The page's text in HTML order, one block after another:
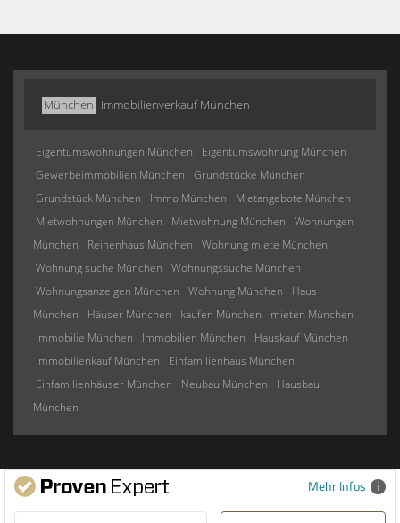
München Immobilienverkauf München
Eigentumswohnungen München
Eigentumswohnung München
Gewerbeimmobilien München
Grundstücke München
Grundstück München
Immo München
Mietangebote München
Mietwohnungen München
Mietwohnung München
Wohnungen
München
Reihenhaus München
Wohnung miete München
Wohnung suche München
Wohnungssuche München
Wohnungsanzeigen München
Wohnung München
Haus
München
Häuser München kaufen München
mieten München
Immobilie München
Immobilien München
Hauskauf München
Immobilienkauf München
Einfamilienhaus München
Einfamilienhäuser München
Neubau München
Hausbau
München
Mehr Infos